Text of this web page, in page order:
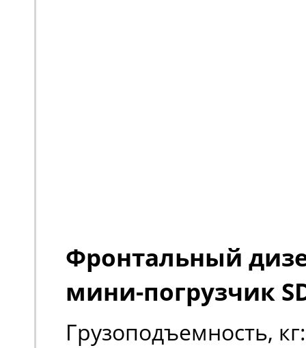
Фронтальный
мини-погрузчик
Грузоподъемность, кг: